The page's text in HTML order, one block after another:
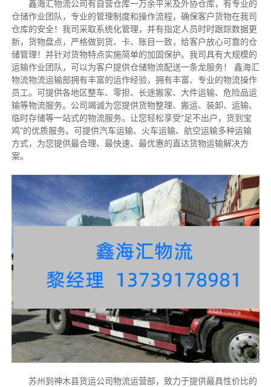
鑫海汇物流公司有自营仓库一万余平米及外协仓库，有专业的
仓储作业团队，专业的管理制度和操作流程，确保客户货物在我司
仓库的安全！我司采取系统化管理，并有指定人员时时跟踪数据更
新，货物盘点，严格做到货、卡、账目一致，给客户放心可靠的仓
储管理！并针对货物特点实施简单的加固保护。我司具有大规模的
运输作业团队，可以为客户提供仓储物流配送一条龙服务！ 鑫海汇
物流物流运输部拥有丰富的运作经验，拥有丰富、专业的物流操作
员工。可提供各地区整车、零担、长途搬家、大件运输、危险品运
输等物流服务。公司竭诚为您提供货物整理、搬运、装卸、运输、
临时存储等一站式的物流服务。让您轻松享受"足不出户，货到宝
鸡"的优质服务。可提供汽车运输、火车运输、航空运输多种运输
方式，为您提供最合理、最快速、最优惠的直达货物运输解决方
案。
苏州到神木县货运公司物流运营部，致力于提供最具性价比的